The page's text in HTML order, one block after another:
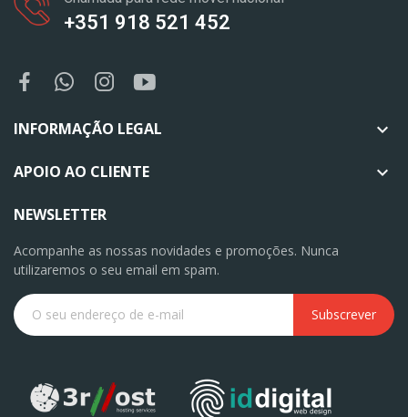
+351 918 521 452
INFORMAÇÃO LEGAL 
APOIO AO CLIENTE 
NEWSLETTER
Acompanhe as nossas novidades e promoções. Nunca
utilizaremos o seu email em spam.
Subscrever